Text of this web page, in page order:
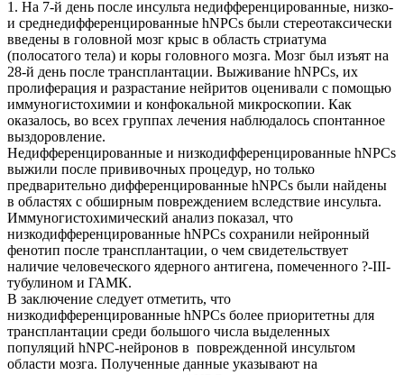
1. На 7-й день после инсульта недифференциро­ванные, низко-
и среднедифференцированные hNPCs были стереотаксически
введены в головной мозг крыс в область стриатума
(полосатого тела) и коры головного мозга. Мозг был изъят на
28-й день после трансплантации. Выживание hNPCs, их
пролиферация и разрастание нейритов оце­нивали с помощью
иммуногистохимии и конфокальной микроскопии. Как
оказалось, во всех группах лечения на­блюдалось спонтанное
выздоровление.
Недифференцированные и низкодифференцированные hNPCs
выжили после прививочных процедур, но только
предварительно дифференцированные hNPCs были найдены
в областях с обширным повреждением вследствие инсульта.
Иммуногистохимический анализ показал, что
низкодифференцированные hNPCs сохра­нили нейронный
фенотип после трансплантации, о чем свидетельствует
наличие человеческого ядерного анти­гена, помеченного ?-III-
тубулином и ГАМК.
В заключение следует отметить, что
низкодифференцированные hNPCs более приоритетны для
трансплан­тации среди большого числа выделенных
популяций hNPC-нейронов в поврежденной инсультом
области мозга. Полученные данные указывают на